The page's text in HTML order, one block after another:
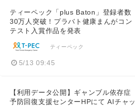
ティーペック「plus Baton」登録者数
30万人突破！プラバト健康まんがコン
テスト入賞作品を発表
ティーペック
5/13 09:45
【利用データ公開】ギャンブル依存症
予防回復支援センターHPにて AIチャッ